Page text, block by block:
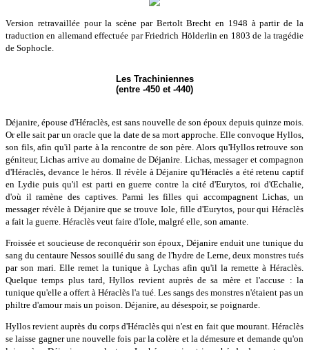
Version retravaillée pour la scène par Bertolt Brecht en 1948 à partir de la
traduction en allemand effectuée par Friedrich Hölderlin en 1803 de la tragédie
de Sophocle.
Les Trachiniennes
(entre -450 et -440)
Déjanire, épouse d'Héraclès, est sans nouvelle de son époux depuis quinze mois.
Or elle sait par un oracle que la date de sa mort approche. Elle convoque Hyllos,
son fils, afin qu'il parte à la rencontre de son père. Alors qu'Hyllos retrouve son
géniteur, Lichas arrive au domaine de Déjanire. Lichas, messager et compagnon
d'Héraclès, devance le héros. Il révèle à Déjanire qu'Héraclès a été retenu captif
en Lydie puis qu'il est parti en guerre contre la cité d'Eurytos, roi d'Œchalie,
d'où il ramène des captives. Parmi les filles qui accompagnent Lichas, un
messager révèle à Déjanire que se trouve Iole, fille d'Eurytos, pour qui Héraclès
a fait la guerre. Héraclès veut faire d'Iole, malgré elle, son amante.
Froissée et soucieuse de reconquérir son époux, Déjanire enduit une tunique du
sang du centaure Nessos souillé du sang de l'hydre de Lerne, deux monstres tués
par son mari. Elle remet la tunique à Lychas afin qu'il la remette à Héraclès.
Quelque temps plus tard, Hyllos revient auprès de sa mère et l'accuse : la
tunique qu'elle a offert à Héraclès l'a tué. Les sangs des monstres n'étaient pas un
philtre d'amour mais un poison. Déjanire, au désespoir, se poignarde.
Hyllos revient auprès du corps d'Héraclès qui n'est en fait que mourant. Héraclès
se laisse gagner une nouvelle fois par la colère et la démesure et demande qu'on